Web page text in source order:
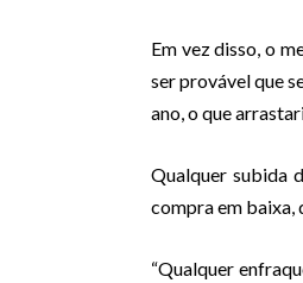
Em vez disso, o
ser provável que
ano, o que
Qualquer subida
compra em baixa,
“Qualquer